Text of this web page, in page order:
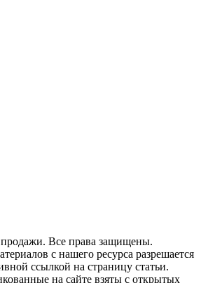
Все права защищены.
с нашего ресурса разрешается
ссылкой на страницу статьи.
на сайте взяты с открытых